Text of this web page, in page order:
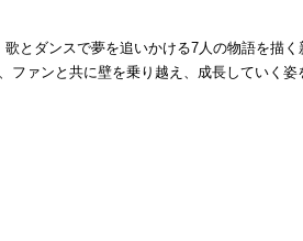
とダンスで夢を追いかける7人の物語を描
ァンと共に壁を乗り越え、成長していく